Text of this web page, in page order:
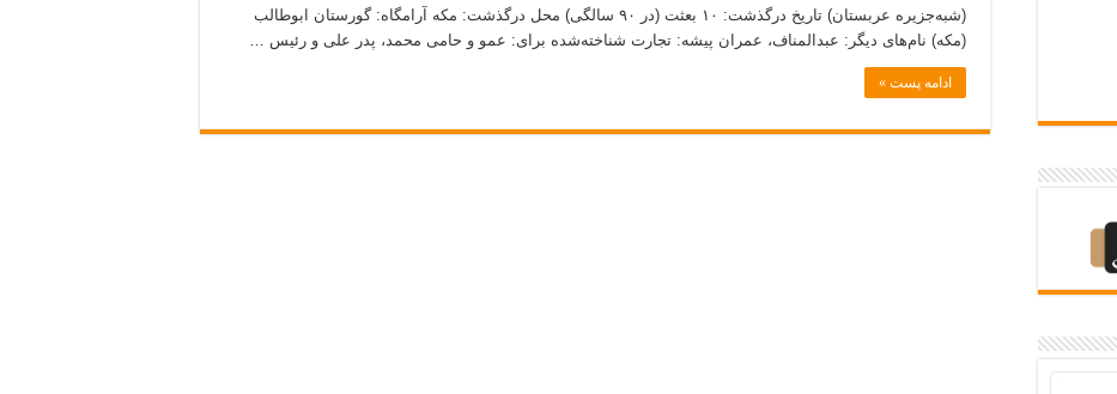
(شبه‌جزیره عربستان) تاریخ درگذشت: ۱۰ بعثت (در ۹۰ سالگی) محل درگذشت: مکه آرامگاه: گورستان ابوطالب
(مکه) نام‌های دیگر: عبدالمناف، عمران پیشه: تجارت شناخته‌شده برای: عمو و حامی محمد، پدر علی و رئیس …
ادامه پست »